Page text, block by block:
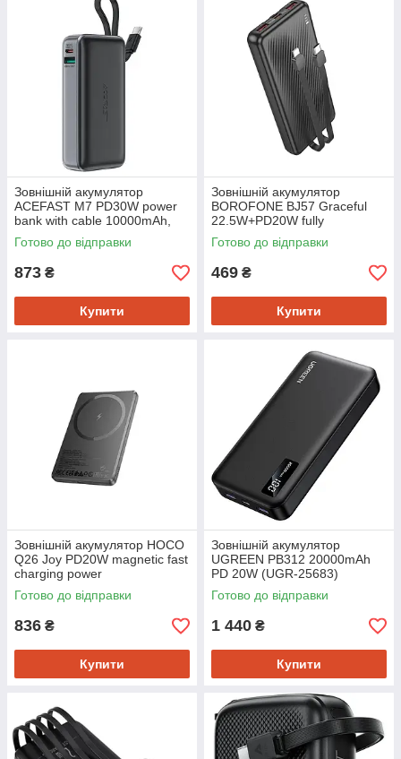
Зовнішній акумулятор
ACEFAST M7 PD30W power
bank with cable 10000mAh,
Black (6974316283379)
Готово до відправки
873 ₴
Купити
Зовнішній акумулятор
BOROFONE BJ57 Graceful
22.5W+PD20W fully
compatible power bank with
cable (10000mAh) Black
Готово до відправки
469 ₴
Купити
Зовнішній акумулятор HOCO
Q26 Joy PD20W magnetic fast
charging power
bank(5000mAh) metal gray
Готово до відправки
836 ₴
Купити
Зовнішній акумулятор
UGREEN PB312 20000mAh
PD 20W (UGR-25683)
Готово до відправки
1 440 ₴
Купити